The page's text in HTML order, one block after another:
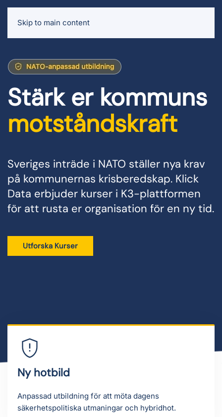
Skip to main content
Stärk er kommuns
motståndskraft
Sveriges inträde i NATO ställer nya krav
på kommunernas krisberedskap. Klick
Data erbjuder kurser i K3-plattformen
för att rusta er organisation för en ny tid.
Utforska Kurser
Ny hotbild
Anpassad utbildning för att möta dagens
säkerhetspolitiska utmaningar och hybridhot.